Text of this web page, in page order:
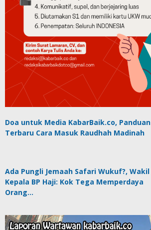
Doa untuk Media KabarBaik.co, Panduan
Terbaru Cara Masuk Raudhah Madinah
Ada Pungli Jemaah Safari Wukuf?, Wakil
Kepala BP Haji: Kok Tega Memperdaya
Orang…